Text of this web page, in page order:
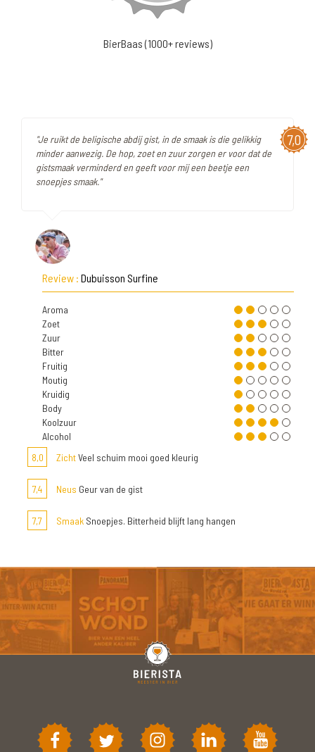
BierBaas (1000+ reviews)
7,0
"Je ruikt de beligische abdij gist, in de smaak is die gelikkig
minder aanwezig. De hop, zoet en zuur zorgen er voor dat de
gistsmaak verminderd en geeft voor mij een beetje een
snoepjes smaak."
Review : Dubuisson Surfine
Aroma
Zoet
Zuur
Bitter
Fruitig
Moutig
Kruidig
Body
Koolzuur
Alcohol
8,0
ZichtVeel schuim mooi goed kleurig
7,4 Neus Geur van de gist
7,7 Smaak Snoepjes. Bitterheid blijft lang hangen